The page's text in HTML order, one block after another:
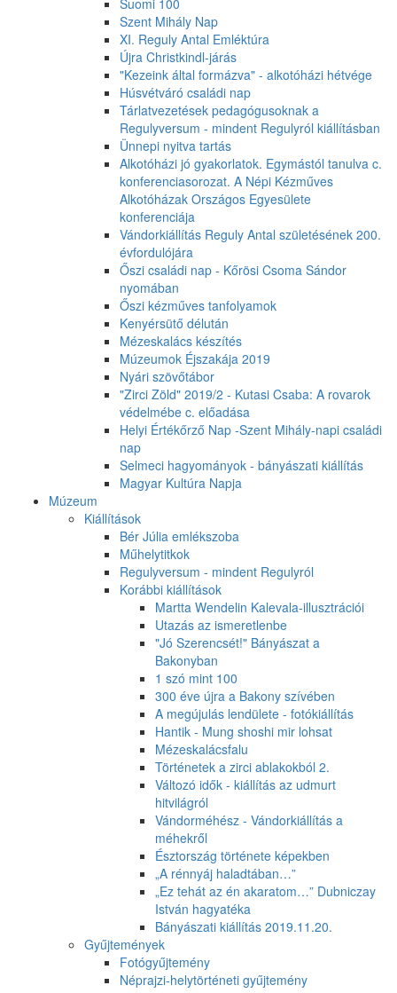
Suomi 100
Szent Mihály Nap
XI. Reguly Antal Emléktúra
Újra Christkindl-járás
"Kezeink által formázva" - alkotóházi hétvége
Húsvétváró családi nap
Tárlatvezetések pedagógusoknak a
Regulyversum - mindent Regulyról kiállításban
Ünnepi nyitva tartás
Alkotóházi jó gyakorlatok. Egymástól tanulva c.
konferenciasorozat. A Népi Kézműves
Alkotóházak Országos Egyesülete
konferenciája
Vándorkiállítás Reguly Antal születésének 200.
évfordulójára
Őszi családi nap - Kőrösi Csoma Sándor
nyomában
Őszi kézműves tanfolyamok
Kenyérsütő délután
Mézeskalács készítés
Múzeumok Éjszakája 2019
Nyári szövőtábor
"Zirci Zöld" 2019/2 - Kutasi Csaba: A rovarok
védelmébe c. előadása
Helyi Értékőrző Nap -Szent Mihály-napi családi
nap
Selmeci hagyományok - bányászati kiállítás
Magyar Kultúra Napja
Múzeum
Kiállítások
Bér Júlia emlékszoba
Műhelytitkok
Regulyversum - mindent Regulyról
Korábbi kiállítások
Martta Wendelin Kalevala-illusztrációi
Utazás az ismeretlenbe
"Jó Szerencsét!" Bányászat a
Bakonyban
1 szó mint 100
300 éve újra a Bakony szívében
A megújulás lendülete - fotókiállítás
Hantik - Mung shoshi mir lohsat
Mézeskalácsfalu
Történetek a zirci ablakokból 2.
Változó idők - kiállítás az udmurt
hitvilágról
Vándorméhész - Vándorkiállítás a
méhekről
Észtország története képekben
„A rénnyáj haladtában…”
„Ez tehát az én akaratom…” Dubniczay
István hagyatéka
Bányászati kiállítás 2019.11.20.
Gyűjtemények
Fotógyűjtemény
Néprajzi-helytörténeti gyűjtemény